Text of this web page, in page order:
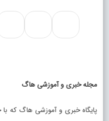
مجله خبری و آموزشی هاگ
پایگاه خبری و آموزشی هاگ که با